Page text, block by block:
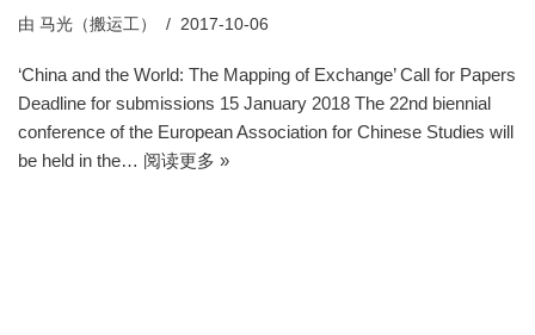
由 马光（搬运工） 2017-10-06
‘China and the World: The Mapping of Exchange’ Call for Papers
Deadline for submissions 15 January 2018 The 22nd biennial
conference of the European Association for Chinese Studies will
be held in the… 阅读更多 »